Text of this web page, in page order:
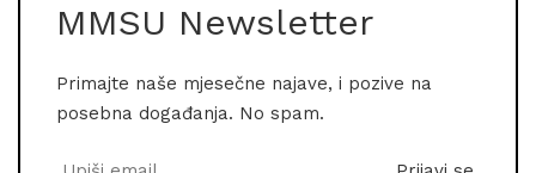
MMSU Newsletter
Primajte naše mjesečne najave, i pozive na
posebna događanja. No spam.